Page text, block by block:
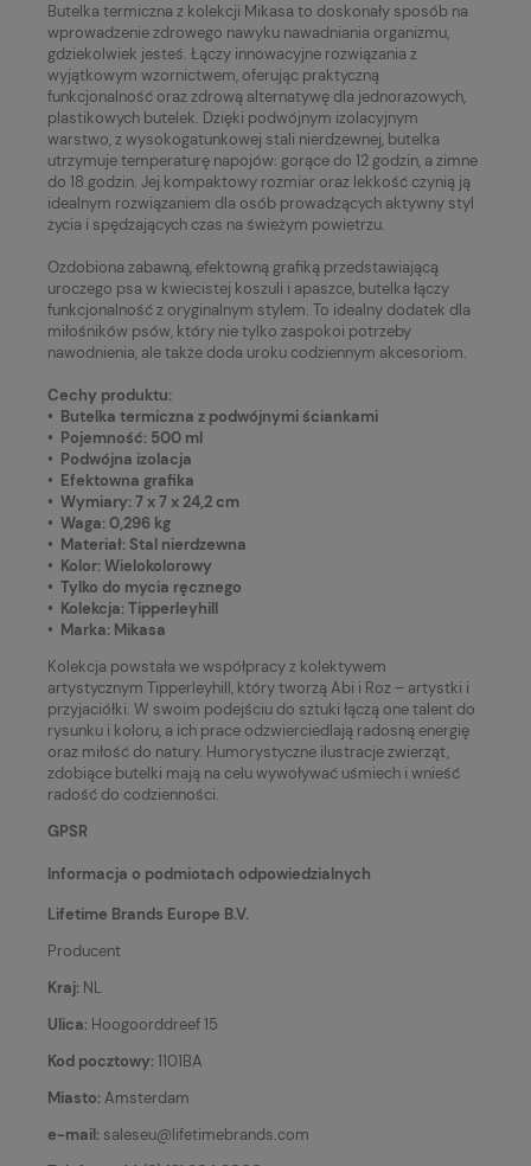
Butelka termiczna z kolekcji Mikasa to doskonały sposób na
wprowadzenie zdrowego nawyku nawadniania organizmu,
gdziekolwiek jesteś. Łączy innowacyjne rozwiązania z
wyjątkowym wzornictwem, oferując praktyczną
funkcjonalność oraz zdrową alternatywę dla jednorazowych,
plastikowych butelek. Dzięki podwójnym izolacyjnym
warstwo, z wysokogatunkowej stali nierdzewnej, butelka
utrzymuje temperaturę napojów: gorące do 12 godzin, a zimne
do 18 godzin. Jej kompaktowy rozmiar oraz lekkość czynią ją
idealnym rozwiązaniem dla osób prowadzących aktywny styl
życia i spędzających czas na świeżym powietrzu.
Ozdobiona zabawną, efektowną grafiką przedstawiającą
uroczego psa w kwiecistej koszuli i apaszce, butelka łączy
funkcjonalność z oryginalnym stylem. To idealny dodatek dla
miłośników psów, który nie tylko zaspokoi potrzeby
nawodnienia, ale także doda uroku codziennym akcesoriom.
Cechy produktu:
• Butelka termiczna z podwójnymi ściankami
• Pojemność: 500 ml
• Podwójna izolacja
• Efektowna grafika
• Wymiary: 7 x 7 x 24,2 cm
• Waga: 0,296 kg
• Materiał: Stal nierdzewna
• Kolor: Wielokolorowy
• Tylko do mycia ręcznego
• Kolekcja: Tipperleyhill
• Marka: Mikasa
Kolekcja powstała we współpracy z kolektywem
artystycznym Tipperleyhill, który tworzą Abi i Roz – artystki i
przyjaciółki. W swoim podejściu do sztuki łączą one talent do
rysunku i koloru, a ich prace odzwierciedlają radosną energię
oraz miłość do natury. Humorystyczne ilustracje zwierząt,
zdobiące butelki mają na celu wywoływać uśmiech i wnieść
radość do codzienności.
GPSR
Informacja o podmiotach odpowiedzialnych
Lifetime Brands Europe B.V.
Producent
Kraj: NL
Ulica: Hoogoorddreef 15
Kod pocztowy:1101BA
Miasto:Amsterdam
e-mail: saleseu@lifetimebrands.com